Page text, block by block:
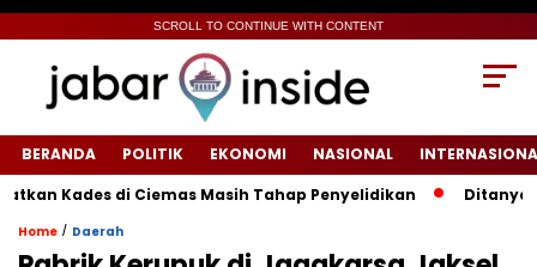
SCROLL TO CONTINUE WITH CONTENT
BERANDA POLITIK EKONOMI NASIONAL
Kades di Ciemas Masih Tahap Penyelidikan
‎Ditanya
Home / Daerah